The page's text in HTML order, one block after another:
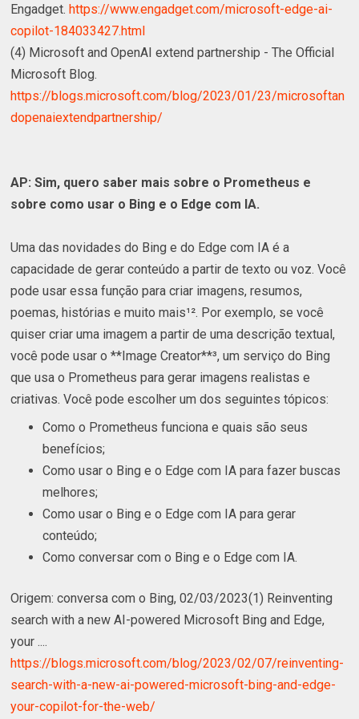
Engadget.https://www.engadget.com/microsoft-edge-ai-
copilot-184033427.html
(4) Microsoft and OpenAI extend partnership - The Official
Microsoft Blog.
https://blogs.microsoft.com/blog/2023/01/23/microsoftan
dopenaiextendpartnership/
AP: Sim, quero saber mais sobre o Prometheus e
sobre como usar o Bing e o Edge com IA.
Uma das novidades do Bing e do Edge com IA é a
capacidade de gerar conteúdo a partir de texto ou voz. Você
pode usar essa função para criar imagens, resumos,
poemas, histórias e muito mais¹². Por exemplo, se você
quiser criar uma imagem a partir de uma descrição textual,
você pode usar o **Image Creator**³, um serviço do Bing
que usa o Prometheus para gerar imagens realistas e
criativas. Você pode escolher um dos seguintes tópicos:
Como o Prometheus funciona e quais são seus
benefícios;
Como usar o Bing e o Edge com IA para fazer buscas
melhores;
Como usar o Bing e o Edge com IA para gerar
conteúdo;
Como conversar com o Bing e o Edge com IA.
Origem: conversa com o Bing, 02/03/2023(1) Reinventing
search with a new AI-powered Microsoft Bing and Edge,
your ....
https://blogs.microsoft.com/blog/2023/02/07/reinventing-
search-with-a-new-ai-powered-microsoft-bing-and-edge-
your-copilot-for-the-web/